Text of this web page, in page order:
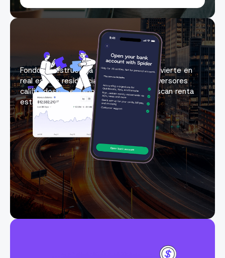
Fondo de estructura institucional que invierte en
real estate residencial en EE.UU. Para inversores
calificados no estadounidenses que buscan renta
estable y apreciación de capital.